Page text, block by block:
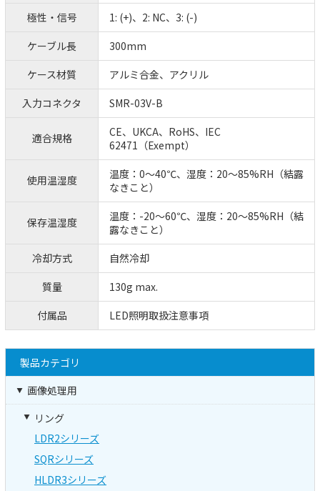
極性・信号
1: (+)、2: NC、3: (-)
ケーブル長
300mm
ケース材質
アルミ合金、アクリル
入力コネクタ
SMR-03V-B
適合規格
CE、UKCA、RoHS、IEC
62471（Exempt）
使用温湿度
温度：0～40℃、湿度：20～85%RH（結露
なきこと）
保存温湿度
温度：-20～60℃、湿度：20～85%RH（結
露なきこと）
冷却方式
自然冷却
質量
130g max.
付属品
LED照明取扱注意事項
製品カテゴリ
画像処理用
リング
LDR2シリーズ
SQRシリーズ
HLDR3シリーズ